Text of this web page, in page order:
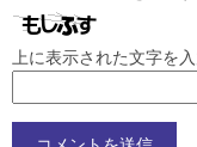
上に表示された文字を